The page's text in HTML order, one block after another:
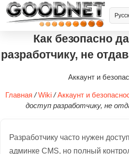
Как безопасно
разработчику, не
Аккаунт и
Главная / Wiki / Аккаунт и
доступ разработчику, не
Разработчику часто нужен
админке CMS, но полный